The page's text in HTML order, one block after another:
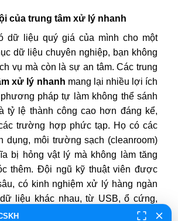
của trung tâm xử lý nhanh
dữ liệu quý giá của mình cho một
dữ liệu chuyên nghiệp, bạn không
vụ mà còn là sự an tâm. Các trung
xử lý nhanh mang lại nhiều lợi ích
pháp tự làm không thể sánh
tỷ lệ thành công cao hơn đáng kể,
trường hợp phức tạp. Họ có các
dụng, môi trường sạch (cleanroom)
bị hỏng vật lý mà không làm tăng
thêm. Đội ngũ kỹ thuật viên được
có kinh nghiệm xử lý hàng ngàn
liệu khác nhau, từ USB, ổ cứng,
hệ thống RAID phức tạp. Họ hiểu rõ